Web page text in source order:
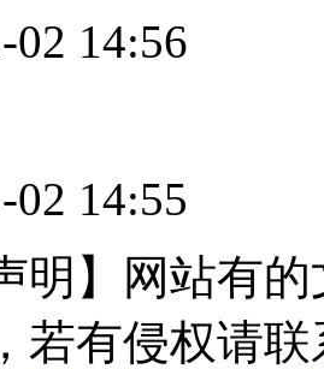
02 14:56
02 14:55
明】网站有
若有侵权请联